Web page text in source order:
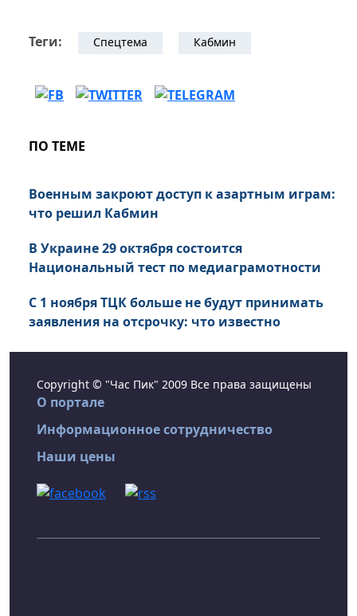
Теги: Спецтема Кабмин
ПО ТЕМЕ
Военным закроют доступ к азартным играм:
что решил Кабмин
В Украине 29 октября состоится
Национальный тест по медиаграмотности
С 1 ноября ТЦК больше не будут принимать
заявления на отсрочку: что известно
Copyright © "Час Пик" 2009 Все права защищены
О портале
Информационное сотрудничество
Наши цены